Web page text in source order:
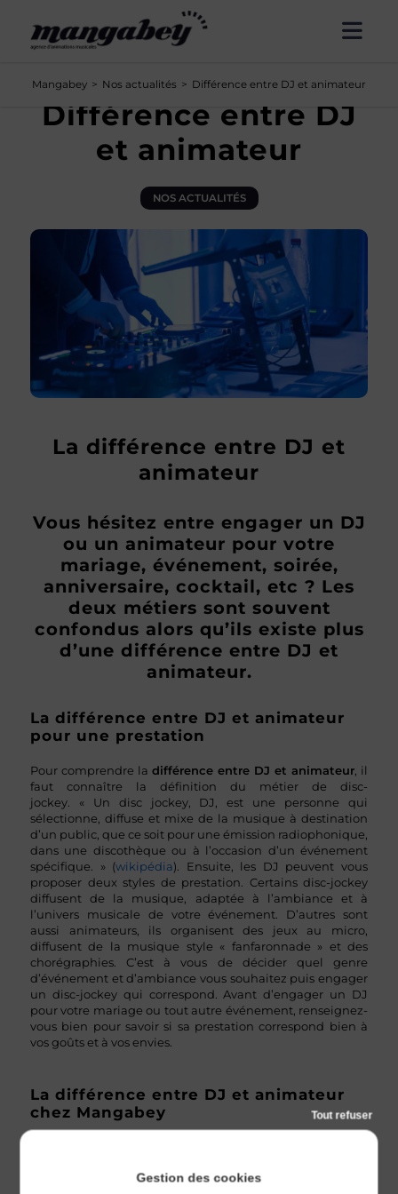
Mangabey Nos actualités Différence entre DJ et animateur
Différence entre DJ
et animateur
NOS ACTUALITÉS
La différence entre DJ et
animateur
Vous hésitez entre engager un DJ
ou un animateur pour votre
mariage, événement, soirée,
anniversaire, cocktail, etc ? Les
deux métiers sont souvent
confondus alors qu’ils existe plus
d’une différence entre DJ et
animateur.
La différence entre DJ et animateur
pour une prestation
Pour comprendre la différence entre DJ et animateur , il
faut connaître la définition du métier de disc-
jockey. « Un disc jockey, DJ
, est une personne qui
sélectionne, diffuse et mixe de la musique à destination
d’un public, que ce soit pour une émission radiophonique,
dans une discothèque ou à l’occasion d’un événement
spécifique. » (wikipédia). Ensuite, les DJ peuvent vous
proposer deux styles de prestation. Certains disc-jockey
diffusent de la musique, adaptée à l’ambiance et à
l’univers musicale de votre événement. D’autres sont
aussi animateurs, ils organisent des jeux au micro,
diffusent de la musique style « fanfaronnade » et des
chorégraphies. C’est à vous de décider quel genre
d’événement et d’ambiance vous souhaitez puis engager
un disc-jockey qui correspond. Avant d’engager un DJ
pour votre mariage ou tout autre événement, renseignez-
vous bien pour savoir si sa prestation correspond bien à
vos goûts et à vos envies.
La différence entre DJ et animateur
chez Mangabey
proposent une prestation de qualité, qui vous assure la
Gestion des cookies
Tout refuser